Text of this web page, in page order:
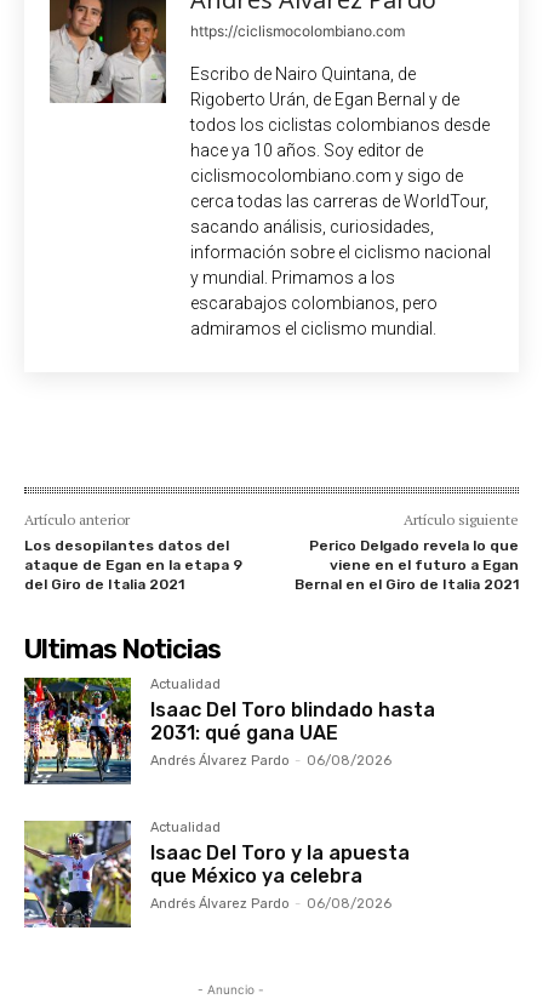
https://ciclismocolombiano.com
Escribo de Nairo Quintana, de
Rigoberto Urán, de Egan Bernal y de
todos los ciclistas colombianos desde
hace ya 10 años. Soy editor de
ciclismocolombiano.com y sigo de
cerca todas las carreras de WorldTour,
sacando análisis, curiosidades,
información sobre el ciclismo nacional
y mundial. Primamos a los
escarabajos colombianos, pero
admiramos el ciclismo mundial.
Artículo anterior
Los desopilantes datos del
ataque de Egan en la etapa 9
del Giro de Italia 2021
Artículo siguiente
Perico Delgado revela lo que
viene en el futuro a Egan
Bernal en el Giro de Italia 2021
Ultimas Noticias
Actualidad
Isaac Del Toro blindado hasta
2031: qué gana UAE
Andrés Álvarez Pardo - 06/08/2026
Actualidad
Isaac Del Toro y la apuesta
que México ya celebra
Andrés Álvarez Pardo - 06/08/2026
- Anuncio -